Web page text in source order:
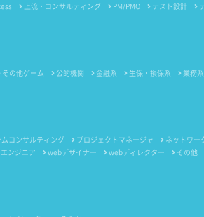
上流・コンサルティング PM/PMO テスト設計
その他ゲーム 公的機関 金融系 生保・損保系 業務系
ムコンサルティング プロジェクトマネージャ ネットワー
ンジニア webデザイナー webディレクター その他